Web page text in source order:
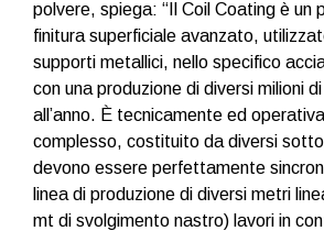
polvere, spiega: “Il Coil Coating è un
finitura superficiale avanzato,
supporti metallici, nello specifico
con una produzione di diversi milioni
all’anno. È tecnicamente ed
complesso, costituito da diversi
devono essere perfettamente
linea di produzione di diversi metri
mt di svolgimento nastro) lavori in